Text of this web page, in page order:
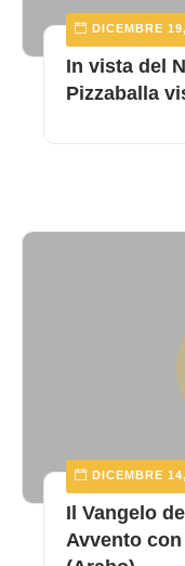
DICEMBRE
In vista del
Pizzaballa
DICEMBRE
Il Vangelo
Avvento